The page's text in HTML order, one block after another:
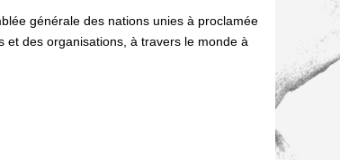
générale des nations unies à proclamée
et des organisations, à travers le monde à